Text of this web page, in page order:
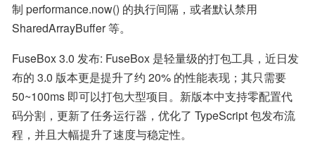
制 performance.now() 的执行间隔，或者默认禁用
SharedArrayBuffer 等。
FuseBox 3.0 发布: FuseBox 是轻量级的打包工具，近日发
布的 3.0 版本更是提升了约 20% 的性能表现；其只需要
50~100ms 即可以打包大型项目。新版本中支持零配置代
码分割，更新了任务运行器，优化了 TypeScript 包发布流
程，并且大幅提升了速度与稳定性。